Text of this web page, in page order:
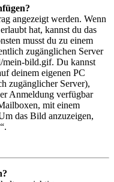
angezeigt werden. Wenn
hat, kannst du das
musst du zu einem
zugänglichen Server
bild.gif. Du kannst
deinem eigenen PC
zugänglicher Server),
Anmeldung verfügbar
mit einem
das Bild anzuzeigen,